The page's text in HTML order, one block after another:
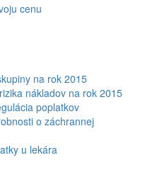
cenu
na rok 2015
nákladov na rok 2015
poplatkov
o záchrannej
u lekára